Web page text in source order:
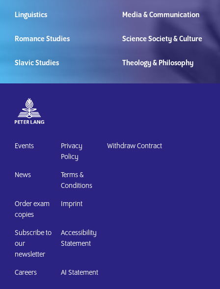
Linguistics Media & Communication
Romance Studies Science Society & Culture
Slavic Studies Theology & Philosophy
Events
News
Order exam
copies
Subscribe to
our
newsletter
Careers
Privacy
Policy
Terms &
Conditions
Imprint
Accessibility
Statement
AI Statement
Withdraw Contract